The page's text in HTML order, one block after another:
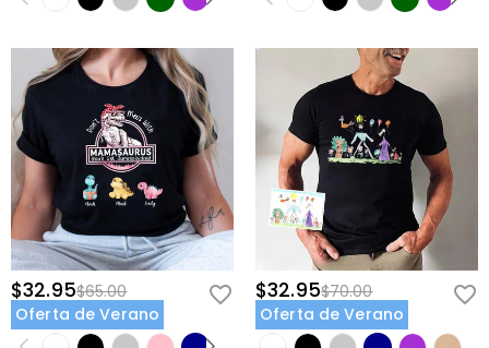
$32.95$65.00
Oferta de Verano
$32.95$70.00
Oferta de Verano